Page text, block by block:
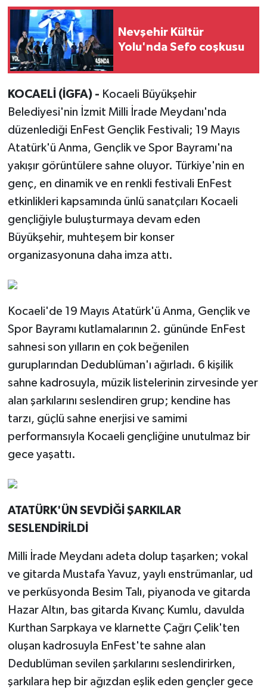
Nevşehir Kültür
Yolu'nda Sefo coşkusu
KOCAELİ (İGFA) - Kocaeli Büyükşehir
Belediyesi'nin İzmit Milli İrade Meydanı'nda
düzenlediği EnFest Gençlik Festivali; 19 Mayıs
Atatürk'ü Anma, Gençlik ve Spor Bayramı'na
yakışır görüntülere sahne oluyor. Türkiye'nin en
genç, en dinamik ve en renkli festivali EnFest
etkinlikleri kapsamında ünlü sanatçıları Kocaeli
gençliğiyle buluşturmaya devam eden
Büyükşehir, muhteşem bir konser
organizasyonuna daha imza attı.
Kocaeli'de 19 Mayıs Atatürk'ü Anma, Gençlik ve
Spor Bayramı kutlamalarının 2. gününde EnFest
sahnesi son yılların en çok beğenilen
guruplarından Dedublüman'ı ağırladı. 6 kişilik
sahne kadrosuyla, müzik listelerinin zirvesinde yer
alan şarkılarını seslendiren grup; kendine has
tarzı, güçlü sahne enerjisi ve samimi
performansıyla Kocaeli gençliğine unutulmaz bir
gece yaşattı.
ATATÜRK'ÜN SEVDİĞİ ŞARKILAR
SESLENDİRİLDİ
Milli İrade Meydanı adeta dolup taşarken; vokal
ve gitarda Mustafa Yavuz, yaylı enstrümanlar, ud
ve perküsyonda Besim Talı, piyanoda ve gitarda
Hazar Altın, bas gitarda Kıvanç Kumlu, davulda
Kurthan Sarpkaya ve klarnette Çağrı Çelik'ten
oluşan kadrosuyla EnFest'te sahne alan
Dedublüman sevilen şarkılarını seslendirirken,
şarkılara hep bir ağızdan eşlik eden gençler gece